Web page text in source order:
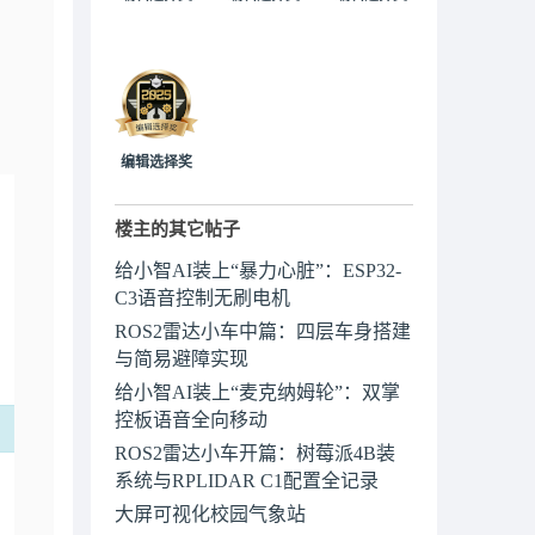
编辑选择奖
楼主的其它帖子
给小智AI装上“暴力心脏”：ESP32-
C3语音控制无刷电机
ROS2雷达小车中篇：四层车身搭建
与简易避障实现
给小智AI装上“麦克纳姆轮”：双掌
控板语音全向移动
ROS2雷达小车开篇：树莓派4B装
系统与RPLIDAR C1配置全记录
大屏可视化校园气象站